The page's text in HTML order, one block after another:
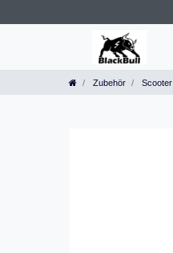
Zubehör Scooter